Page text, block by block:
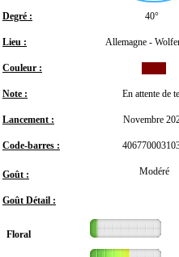
Degré : 40°
Lieu : Allemagne -
Couleur :
Note : En attente de
Lancement : Novembre
Code-barres :
Goût : Modéré
Goût Détail :
Floral